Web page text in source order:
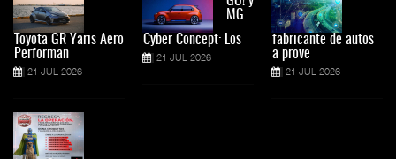
Toyota GR Yaris Aero
Performan
21 JUL 2026
MG
Cyber Concept: Los
21 JUL 2026
fabricante de autos
a prove
21 JUL 2026